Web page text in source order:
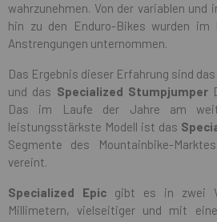
wahrzunehmen. Von der variablen und
hin zu den Enduro-Bikes wurden im
Anstrengungen unternommen.
Das Ergebnis dieser Erfahrung sind das
und das Specialized Stumpjumper
Das im Laufe der Jahre am
leistungsstärkste Modell ist das
Segmente des Mountainbike-
vereint.
Specialized Epic gibt es in zwei
Millimetern, vielseitiger und mit